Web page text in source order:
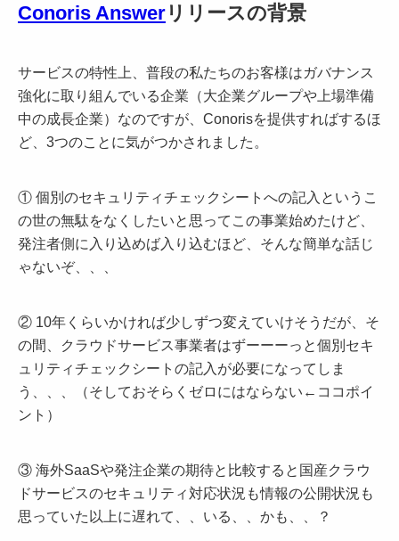
Conoris Answer リリースの背景
サービスの特性上、普段の私たちのお客様はガバナンス
強化に取り組んでいる企業（大企業グループや上場準備
中の成長企業）なのですが、Conorisを提供すればするほ
ど、3つのことに気がつかされました。
① 個別のセキュリティチェックシートへの記入というこ
の世の無駄をなくしたいと思ってこの事業始めたけど、
発注者側に入り込めば入り込むほど、そんな簡単な話じ
ゃないぞ、、、
② 10年くらいかければ少しずつ変えていけそうだが、そ
の間、クラウドサービス事業者はずーーーっと個別セキ
ュリティチェックシートの記入が必要になってしま
う、、、（そしておそらくゼロにはならない←ココポイ
ント）
③ 海外SaaSや発注企業の期待と比較すると国産クラウ
ドサービスのセキュリティ対応状況も情報の公開状況も
思っていた以上に遅れて、、いる、、かも、、？